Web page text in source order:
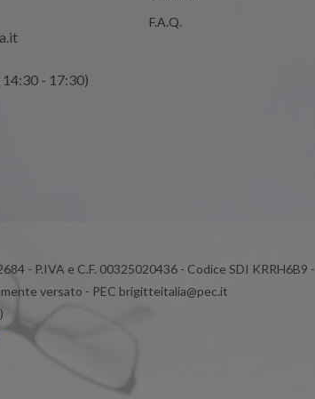
14:30 - 17:30)
F.A.Q.
- P.IVA e C.F. 00325020436 - Codice SDI KRRH6B9 -
versato - PEC brigitteitalia@pec.it